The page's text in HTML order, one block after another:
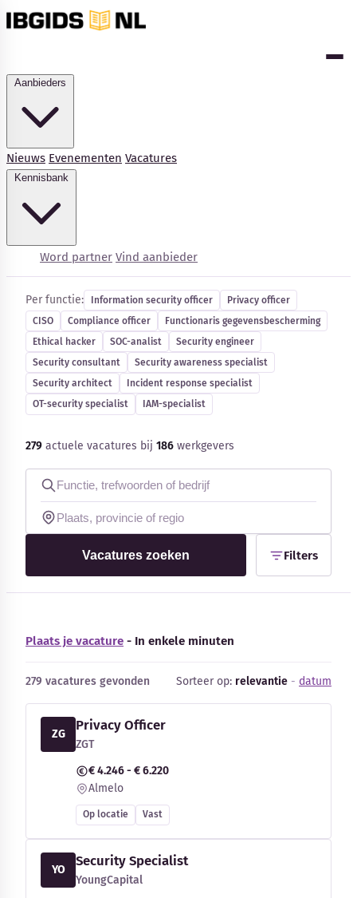
Nieuws Evenementen Vacatures
Word partner Vind aanbieder
Kennisbank
Blog
Bedrijfsupdates
Externe bronnen
Woordenboek
Auteurs
Cybersecurity-vacatures
Per functie: Information security officer
Privacy officer
CISO
Compliance officer
Functionaris gegevensbescherming
Ethical hacker
SOC-analist
Security engineer
Security consultant
Security awareness specialist
Security architect
Incident response specialist
OT-security specialist
IAM-specialist
279 actuele vacatures bij 186 werkgevers
Vacatures zoeken Filters
Plaats je vacature - In enkele minuten
279 vacatures gevonden Sorteer op: relevantie - datum
ZG
Privacy Officer
ZGT
€ 4.246 - € 6.220
Almelo
Op locatie Vast
YO
Security Specialist
YoungCapital